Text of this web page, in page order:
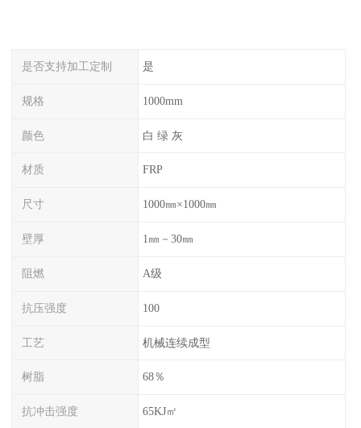
是否支持加工定制 是
规格 1000mm
颜色 白 绿 灰
材质 FRP
尺寸 1000㎜×1000㎜
壁厚 1㎜－30㎜
阻燃 A级
抗压强度 100
工艺 机械连续成型
树脂 68％
抗冲击强度 65KJ㎡